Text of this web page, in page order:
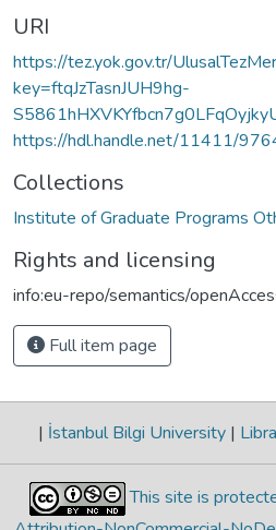
URI
https://tez.yok.gov.tr/
key=ftqJzTasnJUH9hg-
https://hdl.handle.net/11411/
Collections
Institute of Graduate Programs
Rights and licensing
info:eu-repo/semantics/
Full item page
| İstanbul Bilgi University |
This site is